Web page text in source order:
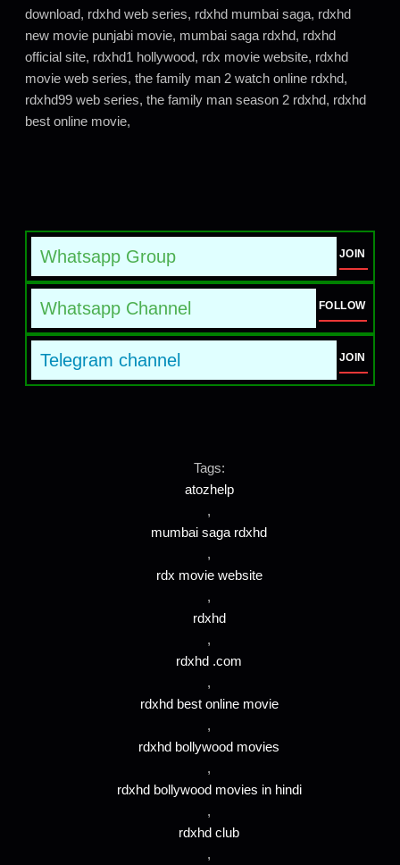
download, rdxhd web series, rdxhd mumbai saga, rdxhd
new movie punjabi movie, mumbai saga rdxhd, rdxhd
official site, rdxhd1 hollywood, rdx movie website, rdxhd
movie web series, the family man 2 watch online rdxhd,
rdxhd99 web series, the family man season 2 rdxhd, rdxhd
best online movie,
Whatsapp Group JOIN
Whatsapp Channel FOLLOW
Telegram channel JOIN
Tags:
atozhelp
,
mumbai saga rdxhd
,
rdx movie website
,
rdxhd
,
rdxhd .com
,
rdxhd best online movie
,
rdxhd bollywood movies
,
rdxhd bollywood movies in hindi
,
rdxhd club
,